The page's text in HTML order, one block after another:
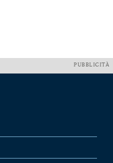
PUBBLICITÀ